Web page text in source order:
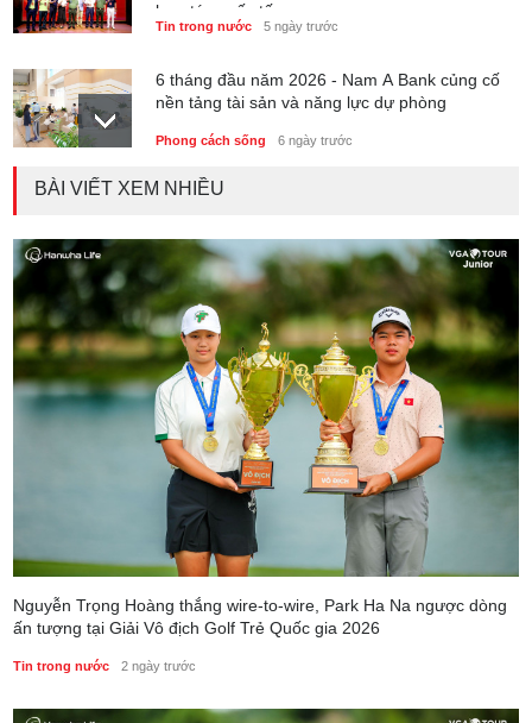
hợp tác quốc tế
Tin trong nước 5 ngày trước
6 tháng đầu năm 2026 - Nam A Bank củng cố
nền tảng tài sản và năng lực dự phòng
Phong cách sống 6 ngày trước
Thành lập Trung tâm Giải mã lượng tử Quang
Phong cách sống 6 ngày trước
BÀI VIẾT XEM NHIỀU
Nguyễn Trọng Hoàng thắng wire-to-wire, Park Ha Na ngược dòng
ấn tượng tại Giải Vô địch Golf Trẻ Quốc gia 2026
Tin trong nước 2 ngày trước